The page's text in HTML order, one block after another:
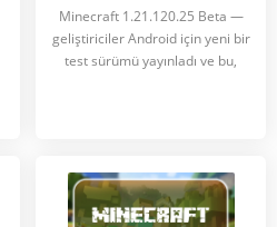
Minecraft 1.21.120.25 Beta —
geliştiriciler Android için yeni bir
test sürümü yayınladı ve bu,